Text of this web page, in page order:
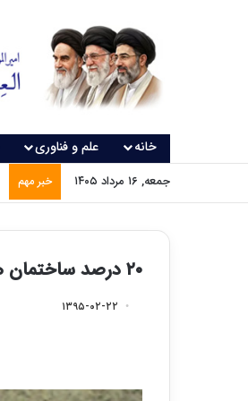
خانه علم و فناوری
جمعه, ۱۶ مرداد ۱۴۰۵ خبر مهم
۲۰ درصد ساختمان ها در تهران در بافت های ناکارآمد شهری قرار دارند
۱۳۹۵-۰۲-۲۲